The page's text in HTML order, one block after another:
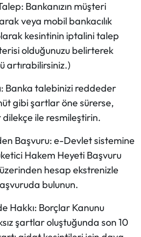
Bankanızın müşteri
veya mobil bankacılık
kesintinin iptalini talep
olduğunuzu belirterek
artırabilirsiniz.)
Banka talebinizi reddeder
gibi şartlar öne sürerse,
dilekçe ile resmileştirin.
Başvuru: e-Devlet sistemine
Hakem Heyeti Başvuru
hesap ekstrenizle
bulunun.
Hakkı: Borçlar Kanunu
şartlar oluştuğunda son 10